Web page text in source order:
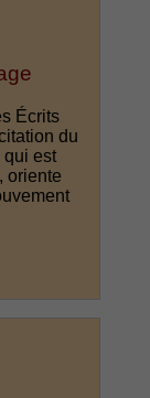
Écrits
du
qui est
oriente